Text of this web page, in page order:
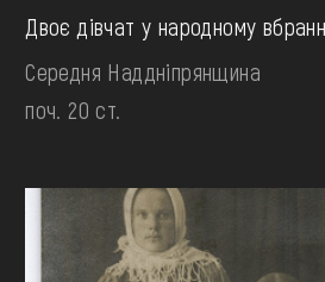
Двоє дівчат у народному
Середня Наддніпрянщина
поч. 20 ст.